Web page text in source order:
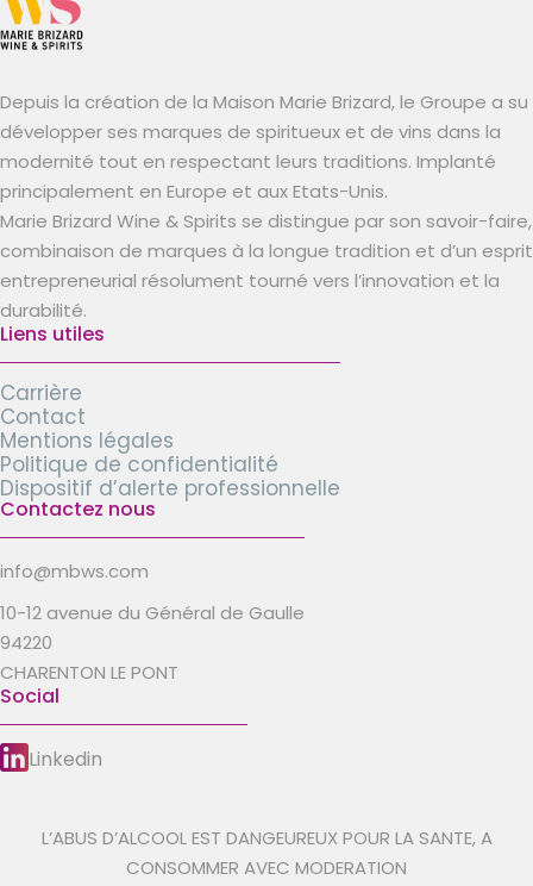
Depuis la création de la Maison Marie Brizard, le Groupe a su
développer ses marques de spiritueux et de vins dans la
modernité tout en respectant leurs traditions. Implanté
principalement en Europe et aux Etats-Unis.
Marie Brizard Wine & Spirits se distingue par son savoir-faire,
combinaison de marques à la longue tradition et d’un esprit
entrepreneurial résolument tourné vers l’innovation et la
durabilité.
Liens utiles
Carrière
Contact
Mentions légales
Politique de confidentialité
Dispositif d’alerte professionnelle
Contactez nous
info@mbws.com
10-12 avenue du Général de Gaulle
94220
CHARENTON LE PONT
Social
Linkedin
L’ABUS D’ALCOOL EST DANGEUREUX POUR LA SANTE, A
CONSOMMER AVEC MODERATION